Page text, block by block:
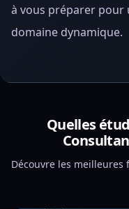
à vous préparer pour
domaine dynamique.
Quelles
Découvre les